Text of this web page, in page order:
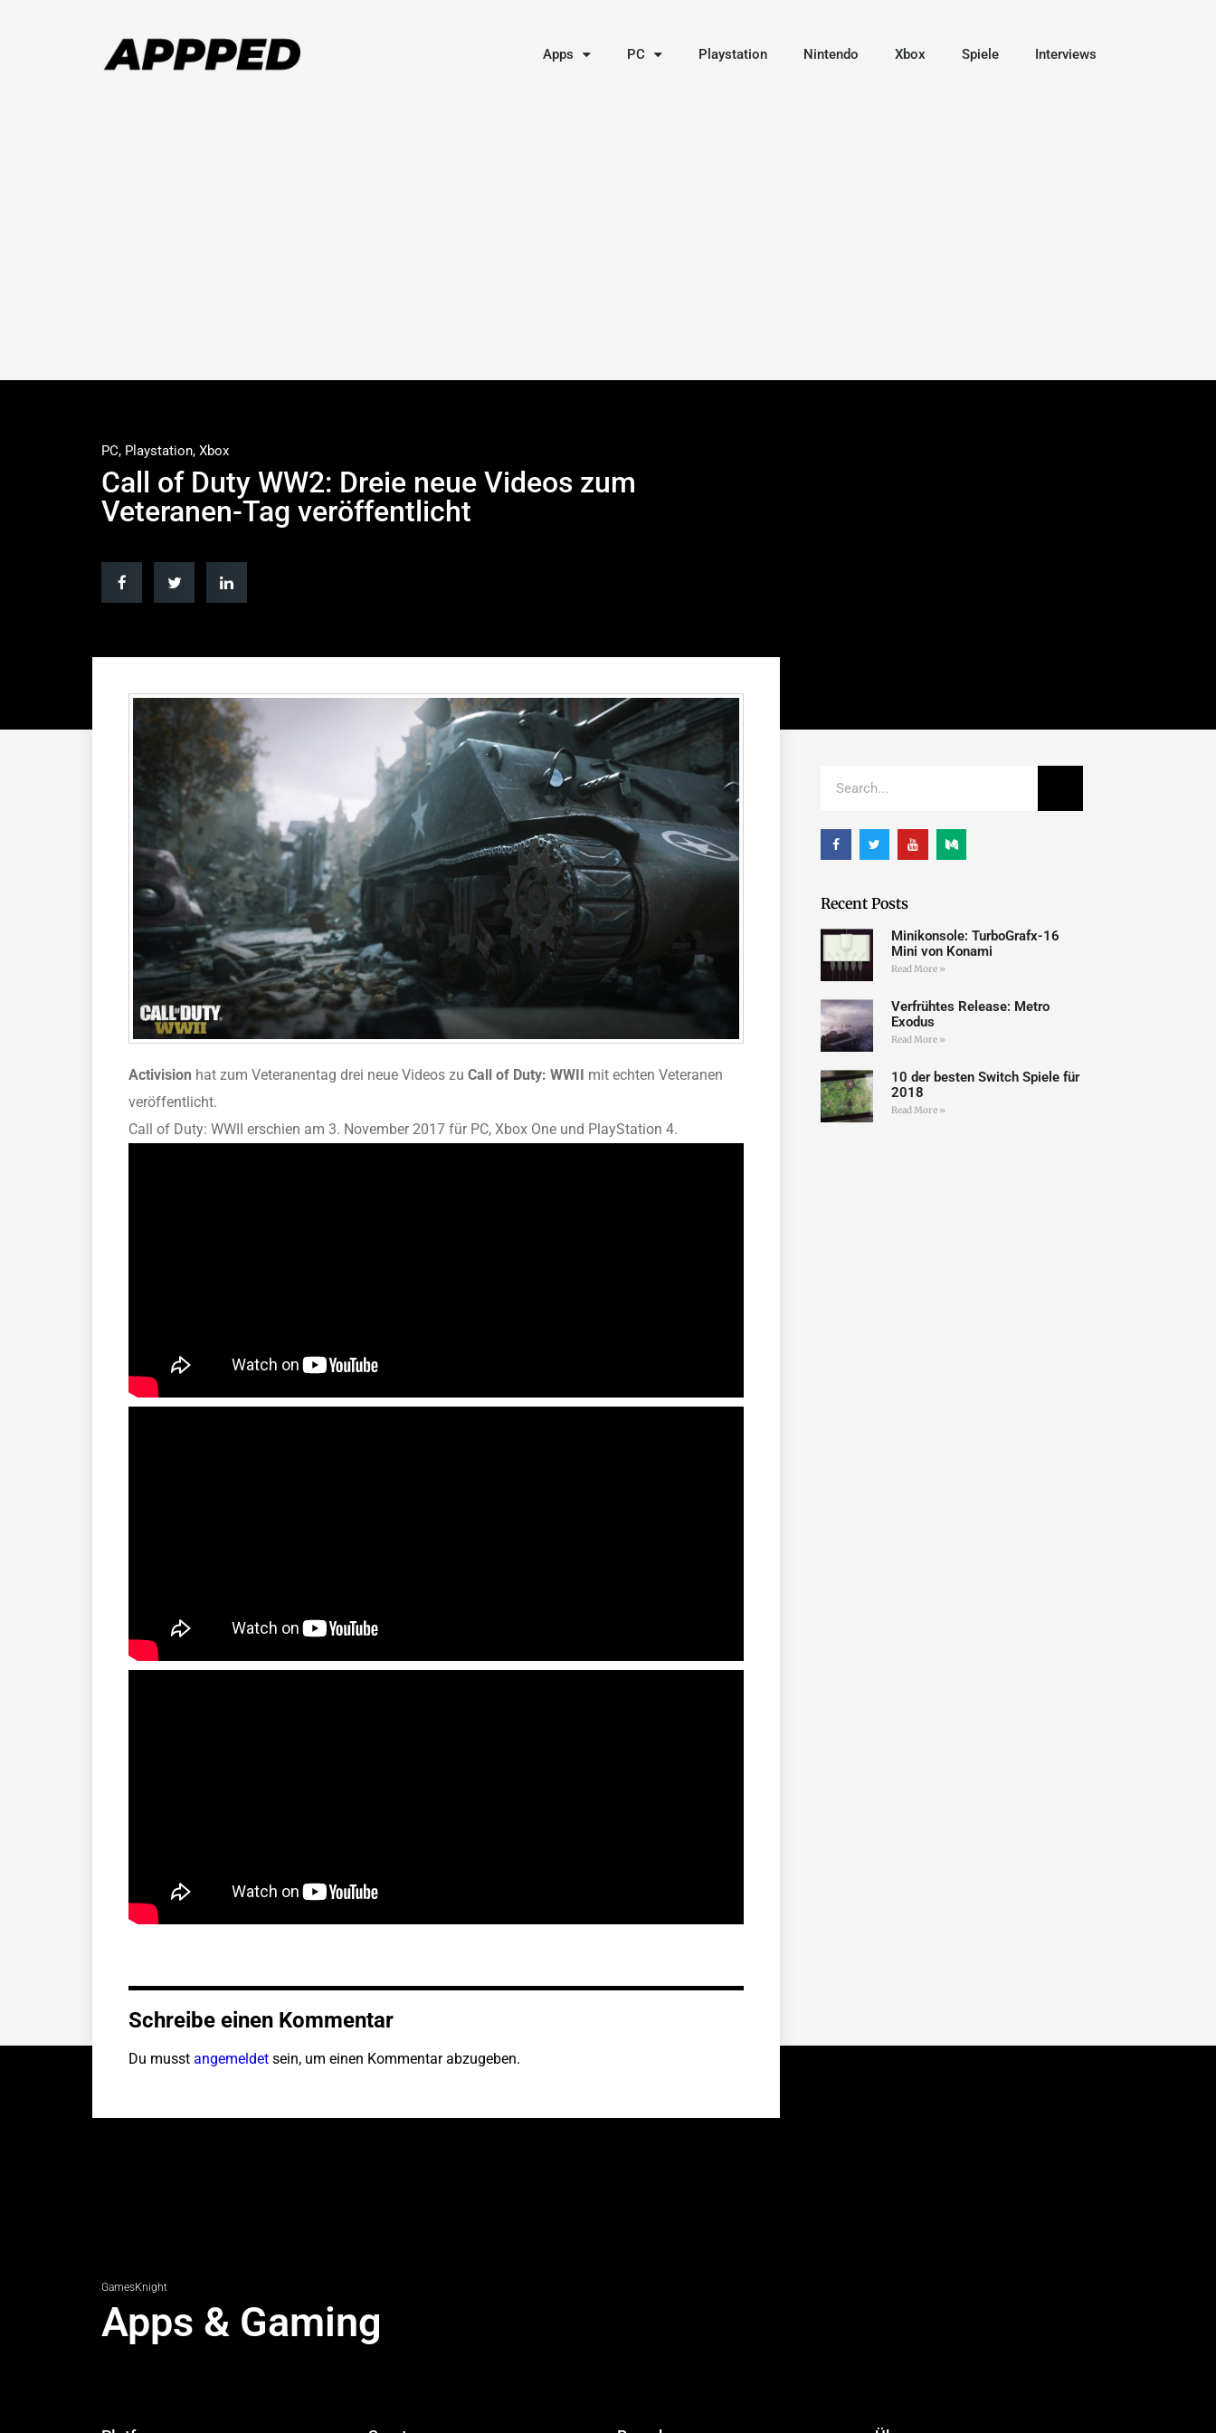
Apps PC Playstation Nintendo Xbox Spiele Interviews
PC, Playstation, Xbox
Call of Duty WW2: Dreie neue Videos zum
Veteranen-Tag veröffentlicht
Activision hat zum Veteranentag drei neue Videos zu Call of Duty: WWII mit echten Veteranen
veröffentlicht.
Call of Duty: WWII erschien am 3. November 2017 für PC, Xbox One und PlayStation 4.
Schreibe einen Kommentar
Du musst angemeldet sein, um einen Kommentar abzugeben.
Recent Posts
Minikonsole: TurboGrafx-16
Mini von Konami
Read More »
Verfrühtes Release: Metro
Exodus
Read More »
10 der besten Switch Spiele für
2018
Read More »
GamesKnight
Apps & Gaming